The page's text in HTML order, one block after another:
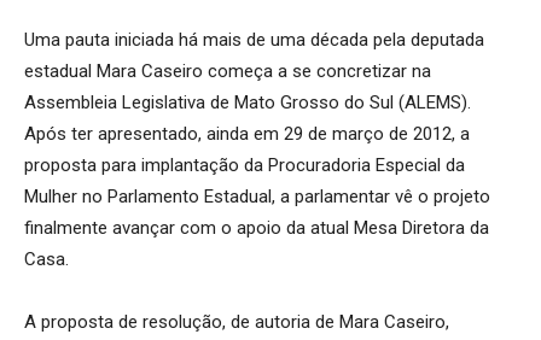
Uma pauta iniciada há mais de uma década pela deputada
estadual Mara Caseiro começa a se concretizar na
Assembleia Legislativa de Mato Grosso do Sul (ALEMS).
Após ter apresentado, ainda em 29 de março de 2012, a
proposta para implantação da Procuradoria Especial da
Mulher no Parlamento Estadual, a parlamentar vê o projeto
finalmente avançar com o apoio da atual Mesa Diretora da
Casa.
A proposta de resolução, de autoria de Mara Caseiro,